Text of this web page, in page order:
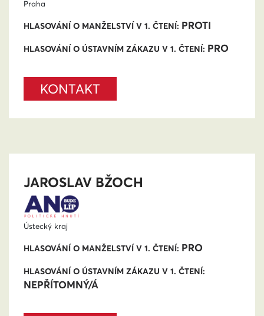
Praha
HLASOVÁNÍ O MANŽELSTVÍ V 1. ČTENÍ: PROTI
HLASOVÁNÍ O ÚSTAVNÍM ZÁKAZU V 1. ČTENÍ: PRO
KONTAKT
JAROSLAV BŽOCH
Ústecký kraj
HLASOVÁNÍ O MANŽELSTVÍ V 1. ČTENÍ: PRO
HLASOVÁNÍ O ÚSTAVNÍM ZÁKAZU V 1. ČTENÍ:
NEPŘÍTOMNÝ/Á